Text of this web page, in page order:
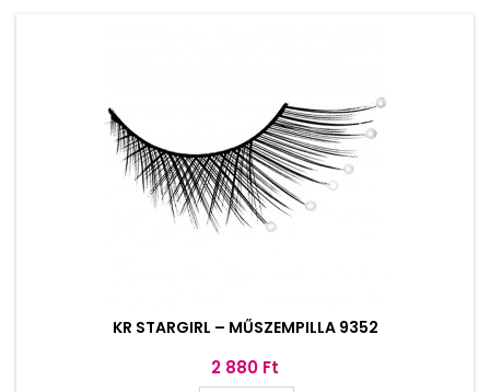
KR STARGIRL – MŰSZEMPILLA 9352
Ár
2 880 Ft